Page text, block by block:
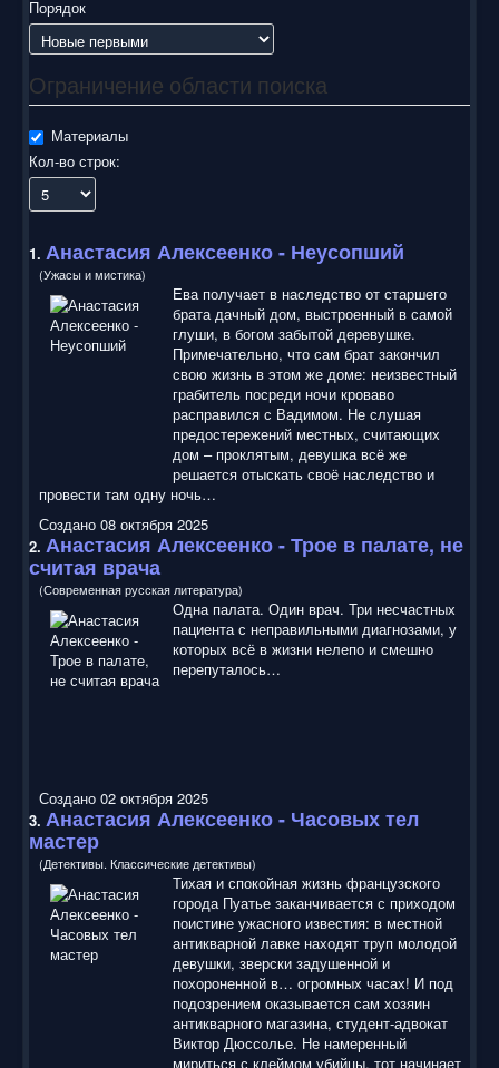
Вам электронные книги бесплатно и без регистрации введя
автора, название книги или имя полюбившегося героя в
строку поиска. На нашем сайте для ознакомления можно
бесплатноскачатькнигив электронных форматах fb2,
epub, pdf, rtf, txt, читать онлайн или купить лицензионные
пополняется. Надеюсь, Вы станете нашим постоянным
посетителем.
Порядок
Ограничение области поиска
Материалы
Кол-во строк:
1. Анастасия Алексеенко- Неусопший
(Ужасы и мистика)
Ева получает в наследство от старшего
брата дачный дом, выстроенный в самой
глуши, в богом забытой деревушке.
Примечательно, что сам брат закончил
свою жизнь в этом же доме: неизвестный
грабитель посреди ночи кроваво
расправился с Вадимом. Не слушая
предостережений местных, считающих
дом – проклятым, девушка всё же
решается отыскать своё наследство и
провести там одну ночь…
Создано 08 октября 2025
2. Анастасия Алексеенко- Трое в палате, не
считая врача
(Современная русская литература)
Одна палата. Один врач. Три несчастных
пациента с неправильными диагнозами, у
которых всё в жизни нелепо и смешно
перепуталось…
Создано 02 октября 2025
3. Анастасия Алексеенко- Часовых тел
мастер
(Детективы. Классические детективы)
Тихая и спокойная жизнь французского
города Пуатье заканчивается с приходом
поистине ужасного известия: в местной
антикварной лавке находят труп молодой
девушки, зверски задушенной и
похороненной в… огромных часах! И под
подозрением оказывается сам хозяин
антикварного магазина, студент-адвокат
Виктор Дюссолье. Не намеренный
мириться с клеймом убийцы, тот начинает